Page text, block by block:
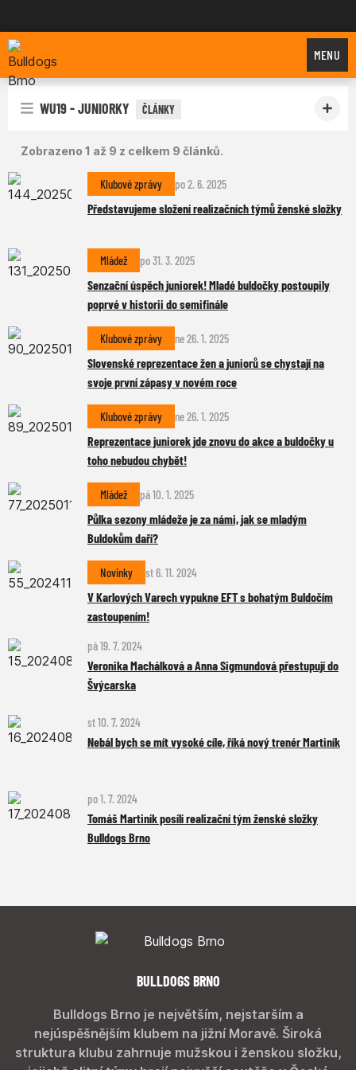
Bulldogs Brno
MENU
WU19 - JUNIORKY ČLÁNKY
Zobrazeno 1 až 9 z celkem 9 článků.
Klubové zprávy po 2. 6. 2025
Představujeme složení realizačních týmů ženské složky
Mládež po 31. 3. 2025
Senzační úspěch juniorek! Mladé buldočky postoupily
poprvé v historii do semifinále
Klubové zprávy ne 26. 1. 2025
Slovenské reprezentace žen a juniorů se chystají na
svoje první zápasy v novém roce
Klubové zprávy ne 26. 1. 2025
Reprezentace juniorek jde znovu do akce a buldočky u
toho nebudou chybět!
Mládež pá 10. 1. 2025
Půlka sezony mládeže je za námi, jak se mladým
Buldokům daří?
Novinky st 6. 11. 2024
V Karlových Varech vypukne EFT s bohatým Buldočím
zastoupením!
pá 19. 7. 2024
Veronika Machálková a Anna Sigmundová přestupují do
Švýcarska
st 10. 7. 2024
Nebál bych se mít vysoké cíle, říká nový trenér Martiník
po 1. 7. 2024
Tomáš Martiník posílí realizační tým ženské složky
Bulldogs Brno
BULLDOGS BRNO
Bulldogs Brno je největším, nejstarším a
nejúspěšnějším klubem na jižní Moravě. Široká
struktura klubu zahrnuje mužskou i ženskou složku,